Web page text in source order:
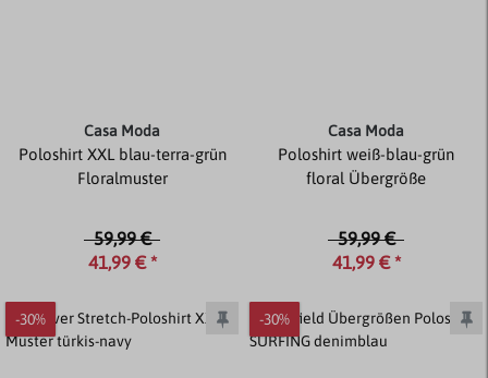
Casa Moda
Poloshirt XXL blau-terra-grün
Floralmuster
59,99 €
41,99 € *
Casa Moda
Poloshirt weiß-blau-grün
floral Übergröße
59,99 €
41,99 € *
-30% -30%